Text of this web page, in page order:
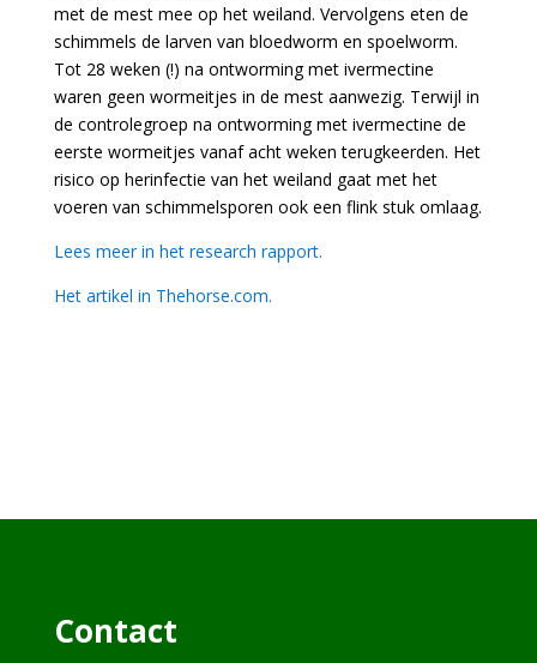
met de mest mee op het weiland. Vervolgens eten de
schimmels de larven van bloedworm en spoelworm.
Tot 28 weken (!) na ontworming met ivermectine
waren geen wormeitjes in de mest aanwezig. Terwijl in
de controlegroep na ontworming met ivermectine de
eerste wormeitjes vanaf acht weken terugkeerden. Het
risico op herinfectie van het weiland gaat met het
voeren van schimmelsporen ook een flink stuk omlaag.
Lees meer in het research rapport.
Het artikel in Thehorse.com.
Contact